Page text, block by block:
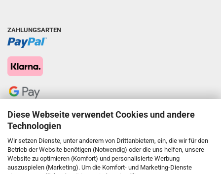
Diese Webseite verwendet Cookies und andere
Technologien
Wir setzen Dienste, unter anderem von Drittanbietern, ein, die wir für den
Betrieb der Website benötigen (Notwendig) oder die uns helfen, unsere
Website zu optimieren (Komfort) und personalisierte Werbung
auszuspielen (Marketing). Um die Komfort- und Marketing-Dienste
ZAHLUNGSARTEN